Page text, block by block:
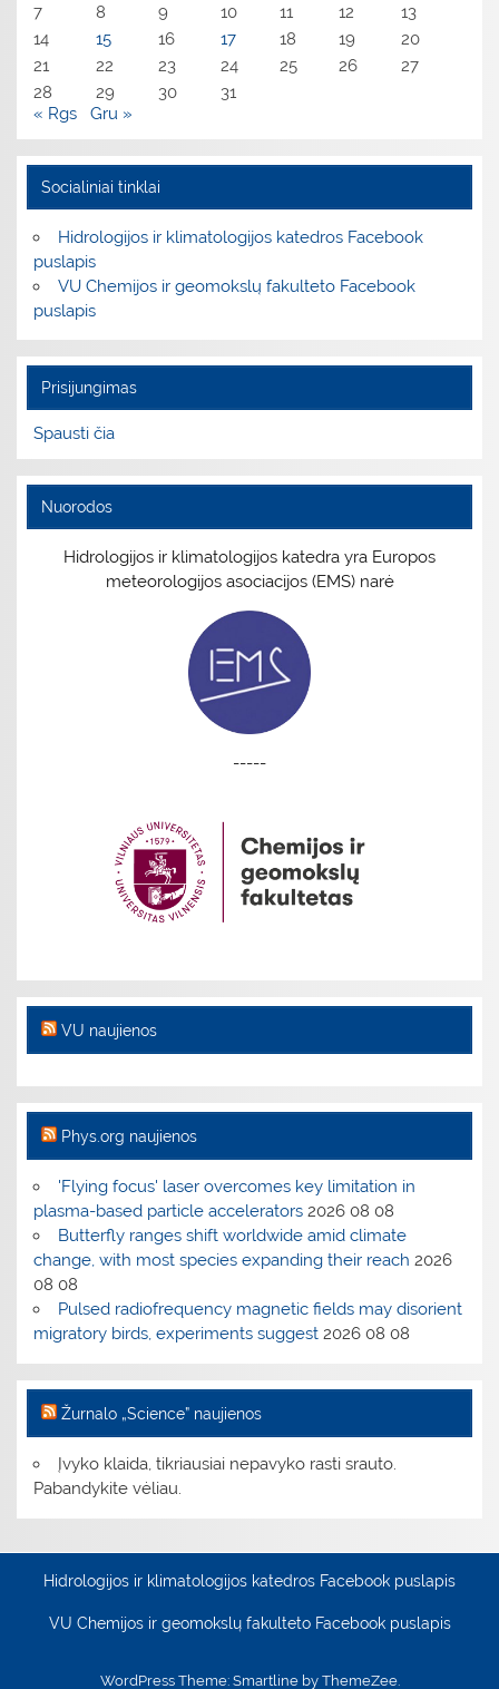
7
8 9 10 11 12
13
14
15 16 17 18 19
20
21
22 23 24 25 26
27
28
29 30
31
« Rgs
Gru »
Socialiniai tinklai
Hidrologijos ir klimatologijos katedros Facebook
puslapis
VU Chemijos ir geomokslų fakulteto Facebook
puslapis
Prisijungimas
Spausti čia
Nuorodos
Hidrologijos ir klimatologijos katedra yra Europos
meteorologijos asociacijos (EMS) narė
-----
VU naujienos
Phys.org naujienos
'Flying focus' laser overcomes key limitation in
plasma-based particle accelerators 2026 08 08
Butterfly ranges shift worldwide amid climate
change, with most species expanding their reach 2026
08 08
Pulsed radiofrequency magnetic fields may disorient
migratory birds, experiments suggest 2026 08 08
Žurnalo „Science” naujienos
Įvyko klaida, tikriausiai nepavyko rasti srauto.
Pabandykite vėliau.
Hidrologijos ir klimatologijos katedros Facebook puslapis
VU Chemijos ir geomokslų fakulteto Facebook puslapis
WordPress Theme: Smartline by ThemeZee.